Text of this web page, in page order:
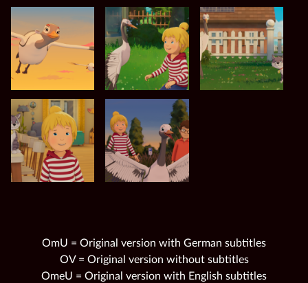
OmU = Original version with German subtitles
OV = Original version without subtitles
OmeU = Original version with English subtitles